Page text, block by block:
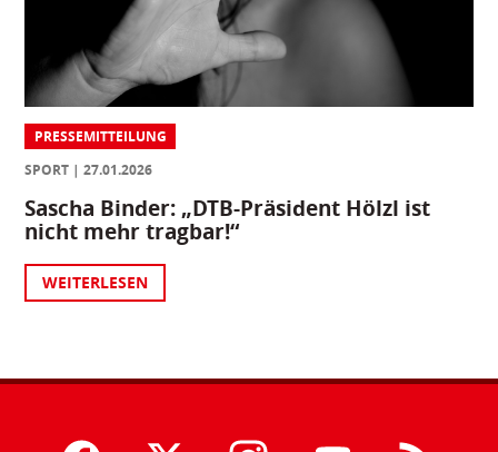
PRESSEMITTEILUNG
SPORT
27.01.2026
Sascha Binder: „DTB-Präsident Hölzl ist
nicht mehr tragbar!“
WEITERLESEN